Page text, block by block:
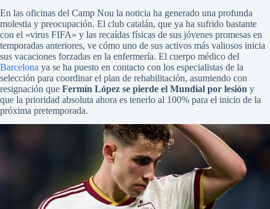
En las oficinas del Camp Nou la noticia ha generado una profunda
molestia y preocupación. El club catalán, que ya ha sufrido bastante
con el «virus FIFA» y las recaídas físicas de sus jóvenes promesas en
temporadas anteriores, ve cómo uno de sus activos más valiosos inicia
sus vacaciones forzadas en la enfermería. El cuerpo médico del
Barcelona ya se ha puesto en contacto con los especialistas de la
selección para coordinar el plan de rehabilitación, asumiendo con
resignación que Fermín López se pierde el Mundial por lesión y
que la prioridad absoluta ahora es tenerlo al 100% para el inicio de la
próxima pretemporada.